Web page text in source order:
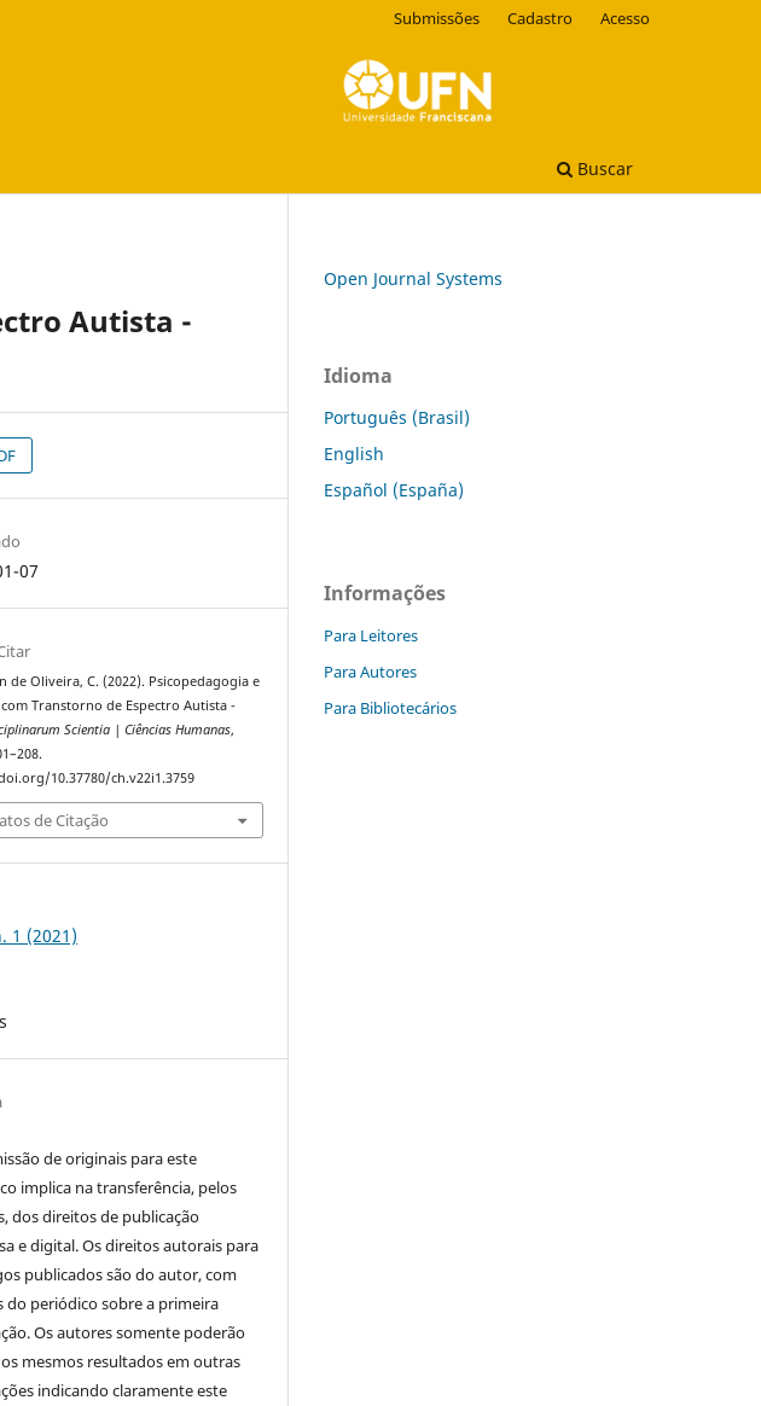
Buscar
Submissões Cadastro Acesso
Autista -
07
de Oliveira, C. (2022). Psicopedagogia e
Transtorno de Espectro Autista -
Scientia | Ciências Humanas,
10.37780/ch.v22i1.3759
de Citação
1 (2021)
de originais para este
implica na transferência, pelos
dos direitos de publicação
e digital. Os direitos autorais para
publicados são do autor, com
do periódico sobre a primeira
Os autores somente poderão
mesmos resultados em outras
indicando claramente este
Open Journal Systems
Idioma
Português (Brasil)
English
Español (España)
Informações
Para Leitores
Para Autores
Para Bibliotecários